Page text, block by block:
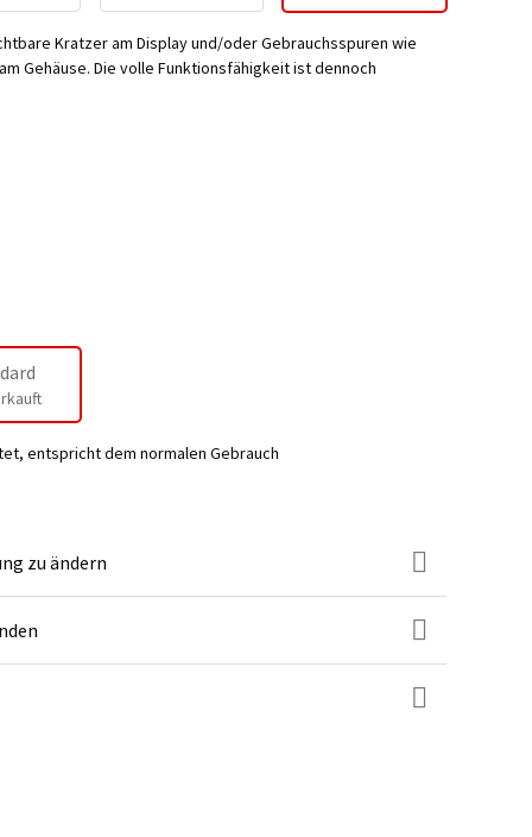
Kratzer am Display und/oder Gebrauchsspuren wie
Gehäuse. Die volle Funktionsfähigkeit ist dennoch
entspricht dem normalen Gebrauch
zu ändern